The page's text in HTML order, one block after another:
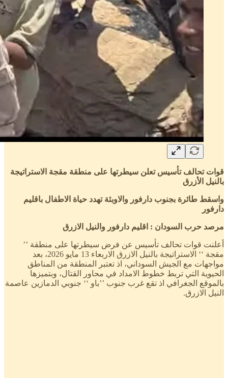
قوات تحالف تأسيس تعلن سيطرتها على منطقة مقجة الاستراتيجة
بالنيل الأزرق
واسقط طائرة بجنوب دارفور والاوبئة تهدد حياة الاطفال باقليم
دارفور
مرصد حرب السودان : اقليم دارفور والنيل الازرق
أعلنت قوات تحالف تأسيس عن فرض سيطرتها على منطقة ’’
مقجة ‘‘ الاستراتيجة بالنيل الازرق الاربعاء 13 مايو 2026، بعد
مواجهات مع الجيش السوداني، اذ تعتبر المنطقة من المناطق
الحيوية التي تربط خطوط الامداد في محاور القتال، وبتميزها
بالموقع الجغرافي اذ تقع غرب جنوب ’’باو ‘‘ جنوبي الدمازين عاصمة
النيل الازرق.